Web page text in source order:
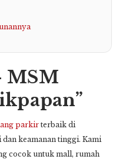
MSM
parkir terbaik di
dan keamanan tinggi. Kami
cocok untuk mall, rumah